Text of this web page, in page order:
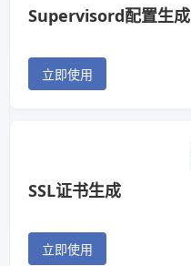
Supervisord配置生成
立即使用
SSL证书生成
立即使用